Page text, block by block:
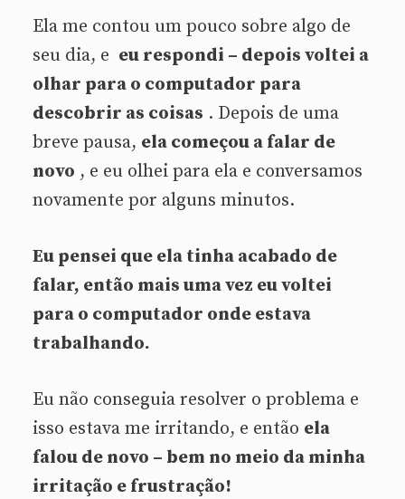
Ela me contou um pouco sobre algo de
seu dia, e eu respondi – depois voltei a
olhar para o computador para
descobrir as coisas . Depois de uma
breve pausa, ela começou a falar de
novo , e eu olhei para ela e conversamos
novamente por alguns minutos.
Eu pensei que ela tinha acabado de
falar, então mais uma vez eu voltei
para o computador onde estava
trabalhando.
Eu não conseguia resolver o problema e
isso estava me irritando, e então ela
falou de novo – bem no meio da minha
irritação e frustração!